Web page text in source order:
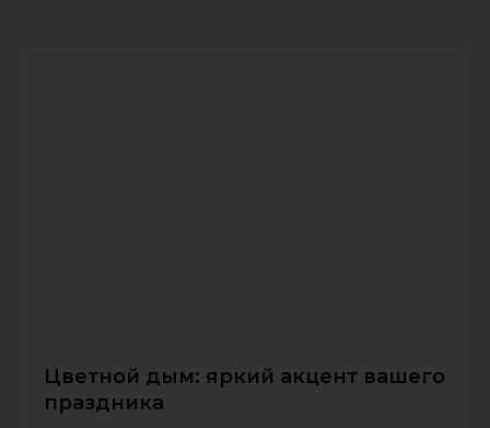
Цветной дым: яркий акцент вашего
праздника